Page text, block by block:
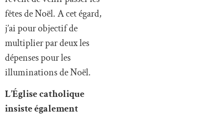
fêtes de Noël. A cet égard,
j’ai pour objectif de
multiplier par deux les
dépenses pour les
illuminations de Noël.
L’Église catholique
insiste également